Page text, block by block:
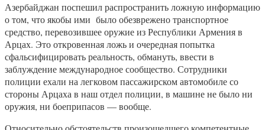
Азербайджан поспешил распространить ложную информацию
о том, что якобы ими было обезврежено транспортное
средство, перевозившее оружие из Республики Армения в
Арцах. Это откровенная ложь и очередная попытка
сфальсифицировать реальность, обмануть, ввести в
заблуждение международное сообщество. Сотрудники
полиции ехали на легковом пассажирском автомобиле со
стороны Арцаха в наш отдел полиции, в машине не было ни
оружия, ни боеприпасов — вообще.